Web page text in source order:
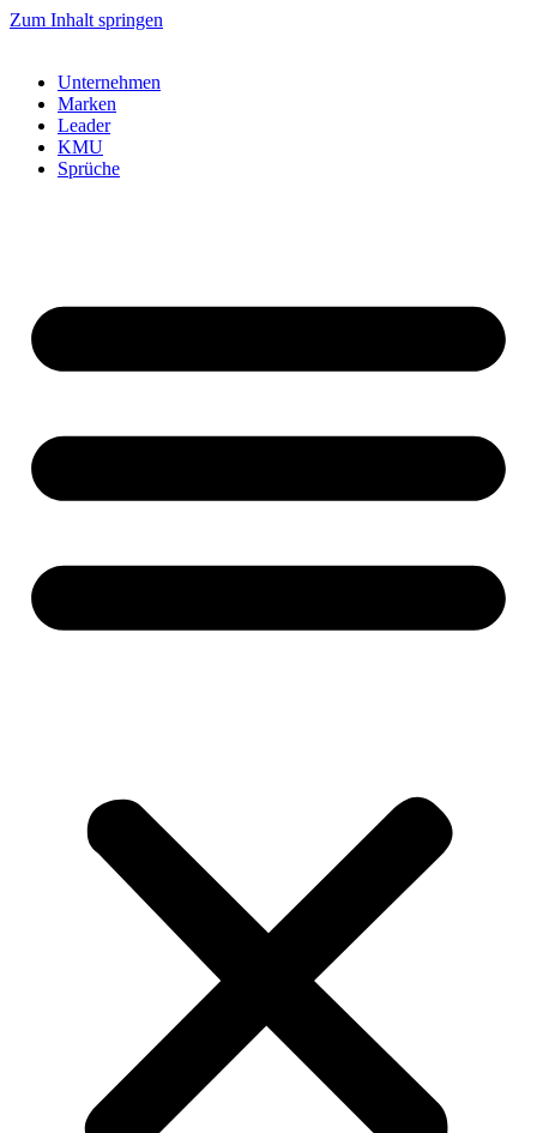
Zum Inhalt springen
Unternehmen
Marken
Leader
KMU
Sprüche